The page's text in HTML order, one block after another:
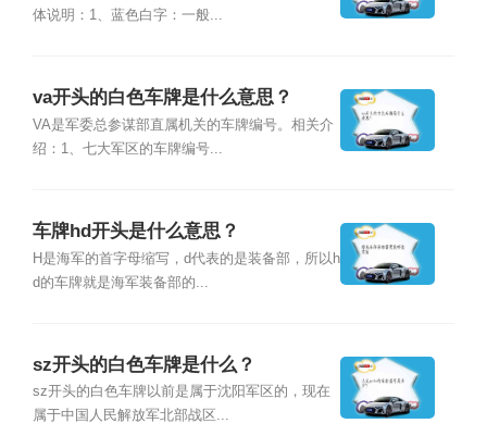
体说明：1、蓝色白字：一般...
va开头的白色车牌是什么意思？
VA是军委总参谋部直属机关的车牌编号。相关介
绍：1、七大军区的车牌编号...
车牌hd开头是什么意思？
H是海军的首字母缩写，d代表的是装备部，所以h
d的车牌就是海军装备部的...
sz开头的白色车牌是什么？
sz开头的白色车牌以前是属于沈阳军区的，现在
属于中国人民解放军北部战区...